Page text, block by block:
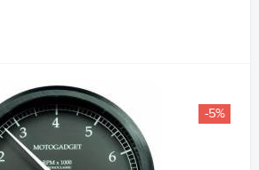
-5%